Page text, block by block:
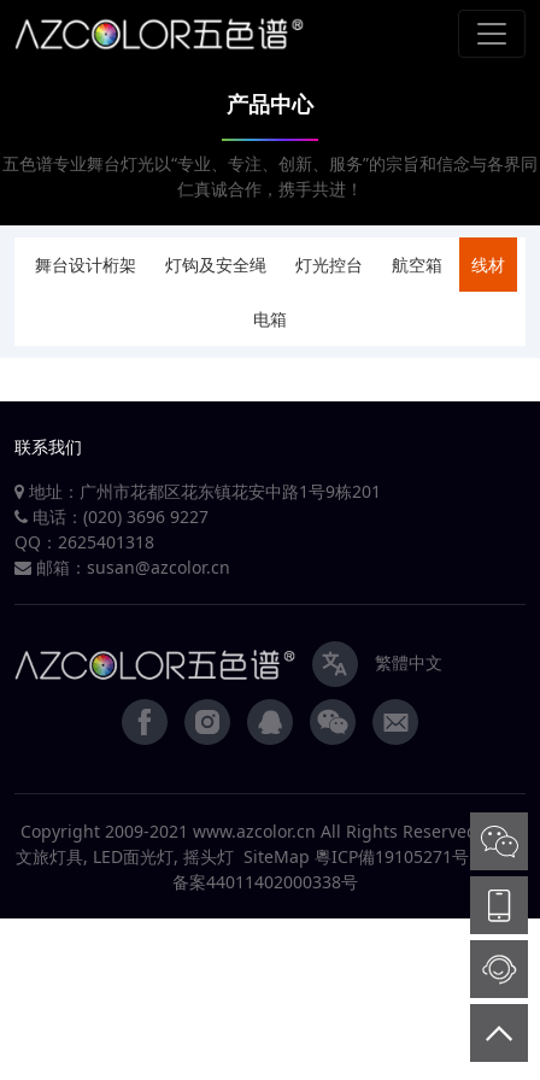
产品中心
五色谱专业舞台灯光以“专业、专注、创新、服务”的宗旨和信念与各界同
仁真诚合作，携手共进！
舞台设计桁架 灯钩及安全绳 灯光控台 航空箱 线材
电箱
联系我们
地址：广州市花都区花东镇花安中路1号9栋201
电话：(020) 3696 9227
QQ： 2625401318
邮箱： susan@azcolor.cn
繁體中文
Copyright 2009-2021 www.azcolor.cn All Rights Reserved. 户外
文旅灯具, LED面光灯, 摇头灯 SiteMap 粵ICP備19105271号
粵公安
备案44011402000338号